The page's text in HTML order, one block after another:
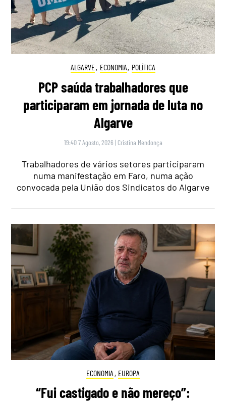
ALGARVE, ECONOMIA, POLÍTICA
PCP saúda trabalhadores que
participaram em jornada de luta no
Algarve
19:40 7 Agosto, 2026 | Cristina Mendonça
Trabalhadores de vários setores participaram
numa manifestação em Faro, numa ação
convocada pela União dos Sindicatos do Algarve
ECONOMIA , EUROPA
“Fui castigado e não mereço”: